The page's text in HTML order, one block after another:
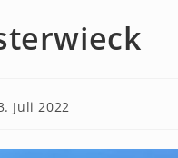
Juli 2022